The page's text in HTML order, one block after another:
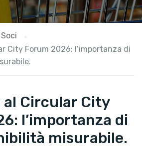
City Forum 2026: l’importanza di
al Circular City
l’importanza di
misurabile.